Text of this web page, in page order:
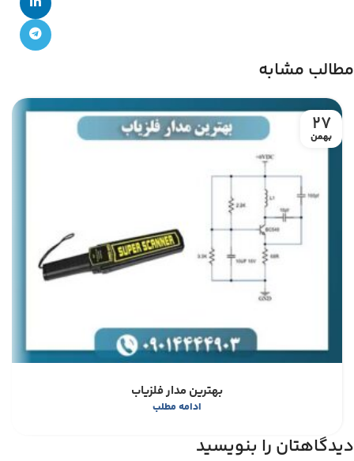
مطالب مشابه
27
بهمن
بهترین مدار فلزیاب
ادامه مطلب
دیدگاهتان را بنویسید